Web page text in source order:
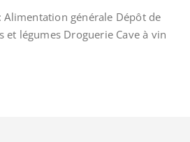
générale Dépôt de
et légumes Droguerie Cave à vin